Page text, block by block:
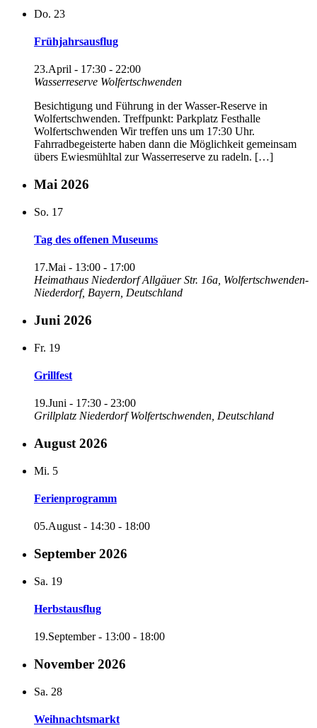
Do. 23
Frühjahrsausflug
23.April - 17:30 - 22:00
Wasserreserve Wolfertschwenden
Besichtigung und Führung in der Wasser-Reserve in
Wolfertschwenden. Treffpunkt: Parkplatz Festhalle
Wolfertschwenden Wir treffen uns um 17:30 Uhr.
Fahrradbegeisterte haben dann die Möglichkeit gemeinsam
übers Ewiesmühltal zur Wasserreserve zu radeln. […]
Mai 2026
So. 17
Tag des offenen Museums
17.Mai - 13:00 - 17:00
Heimathaus NiederdorfAllgäuer Str. 16a, Wolfertschwenden-
Niederdorf, Bayern, Deutschland
Juni 2026
Fr. 19
Grillfest
19.Juni - 17:30 - 23:00
Grillplatz NiederdorfWolfertschwenden, Deutschland
August 2026
Mi. 5
Ferienprogramm
05.August - 14:30 - 18:00
September 2026
Sa. 19
Herbstausflug
19.September - 13:00 - 18:00
November 2026
Sa. 28
Weihnachtsmarkt